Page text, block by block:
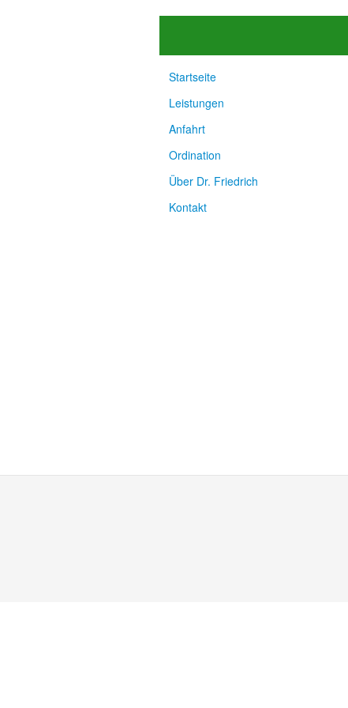
Startseite
Leistungen
Anfahrt
Ordination
Über Dr. Friedrich
Kontakt